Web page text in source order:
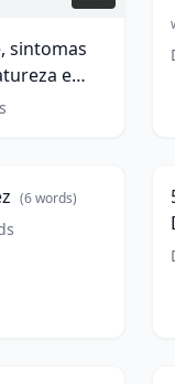
sintomas
e
(6words)
a